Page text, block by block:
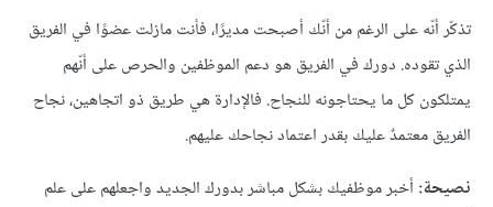
تذكّر أنّه على الرغم من أنّك أصبحت مديرًا، فأنت مازلت عضوًا في الفريق
الذي تقوده. دورك في الفريق هو دعم الموظفين والحرص على أنّهم
يمتلكون كل ما يحتاجونه للنجاح. فالإدارة هي طريق ذو اتجاهين، نجاح
الفريق معتمدٌ عليك بقدر اعتماد نجاحك عليهم.
نصيحة: أخبر موظفيك بشكل مباشر بدورك الجديد واجعلهم على علم